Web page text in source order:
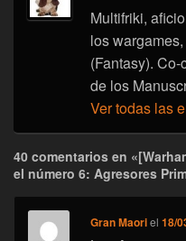
Multifriki,
los
(Fantasy).
de los
Ver todas las
40 comentarios en
el número 6: Agresores
Gran Maoriel18/